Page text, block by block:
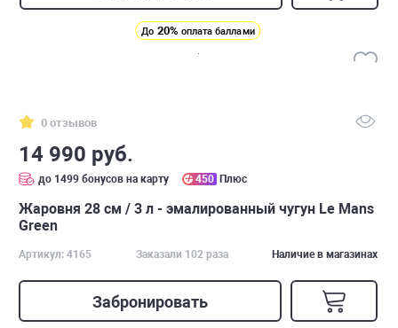
До 20% оплата баллами
0 отзывов
14 990 руб.
до 1499 бонусов на карту 450 Плюс
Жаровня 28 см / 3 л - эмалированный чугун Le Mans
Green
Артикул: 4165 Заказали 102 раза Наличие в магазинах
Забронировать